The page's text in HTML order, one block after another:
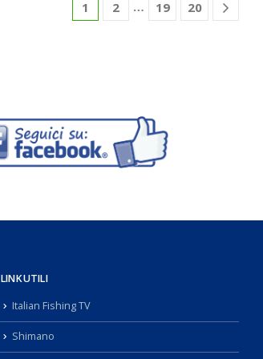
1 2 … 19 20
LINK UTILI
Italian Fishing TV
Shimano